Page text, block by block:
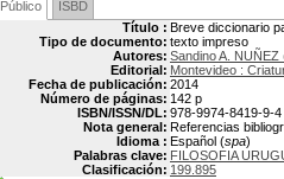
Público
ISBD
Título : Breve diccionario
Tipo de documento: texto impreso
Autores: Sandino A. NUÑEZ
Editorial: Montevideo :
Fecha de publicación: 2014
Número de páginas: 142 p
ISBN/ISSN/DL: 978-9974-8419-9-4
Nota general: Referencias
Idioma : Español (spa)
Palabras clave: FILOSOFIA
Clasificación: 199.895